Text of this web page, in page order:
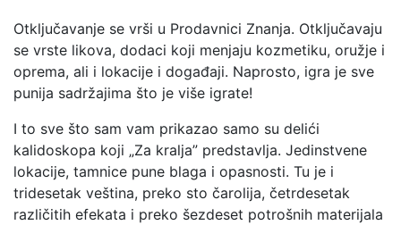
Otključavanje se vrši u Prodavnici Znanja. Otključavaju
se vrste likova, dodaci koji menjaju kozmetiku, oružje i
oprema, ali i lokacije i događaji. Naprosto, igra je sve
punija sadržajima što je više igrate!
I to sve što sam vam prikazao samo su delići
kalidoskopa koji „Za kralja” predstavlja. Jedinstvene
lokacije, tamnice pune blaga i opasnosti. Tu je i
tridesetak veština, preko sto čarolija, četrdesetak
različitih efekata i preko šezdeset potrošnih materijala